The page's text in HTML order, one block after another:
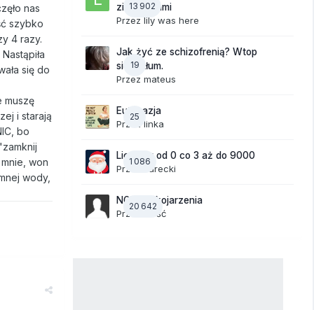
nas
szybko
4 razy.
się do
muszę
i starają
bo
won
wody,
13 902
ziemniakami
Przez lily was here
19
Jak żyć ze schizofrenią? Wtop
się w tłum.
Przez mateus
25
Eutanazja
Przez linka
1 086
Liczymy od 0 co 3 aż do 9000
Przez
Jurecki
20 642
NOWE Skojarzenia
Przez Gość